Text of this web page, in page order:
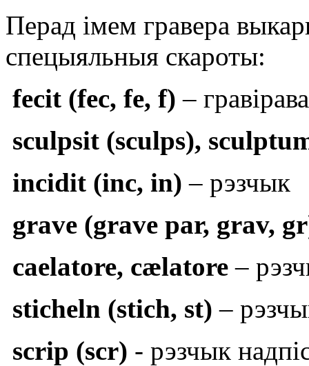
Перад імем гравера
спецыяльныя скароты:
fecit (fec, fe, f) –
sculpsit (sculps),
incidit (inc, in) – рэзчык
grave (grave par, grav,
caelatore, cælatore –
sticheln (stich, st) –
scrip (scr) - рэзчык